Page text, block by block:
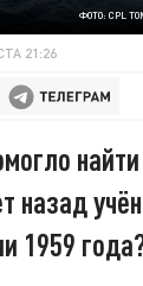
ФОТО: CPL
21:26
назад
1959